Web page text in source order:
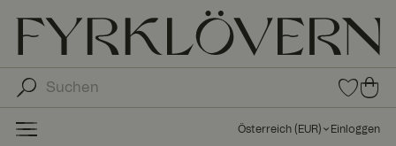
0
Arti
in
0
Art
ike
Österreich ( EUR) Einloggen